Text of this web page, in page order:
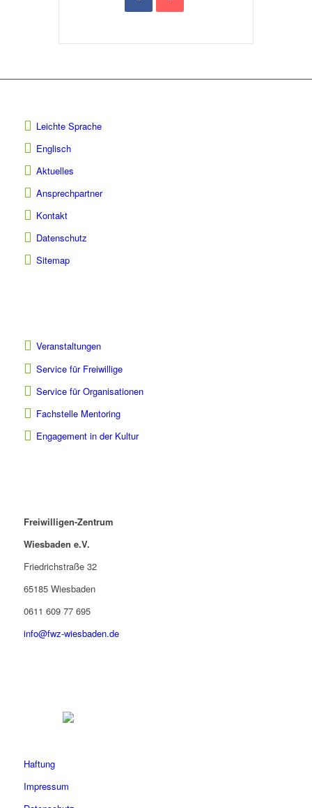
Leichte Sprache
Englisch
Aktuelles
Ansprechpartner
Kontakt
Datenschutz
Sitemap
Veranstaltungen
Service für Freiwillige
Service für Organisationen
Fachstelle Mentoring
Engagement in der Kultur
Freiwilligen-Zentrum
Wiesbaden e.V.
Friedrichstraße 32
65185 Wiesbaden
0611 609 77 695
info@fwz-wiesbaden.de
Haftung
Impressum